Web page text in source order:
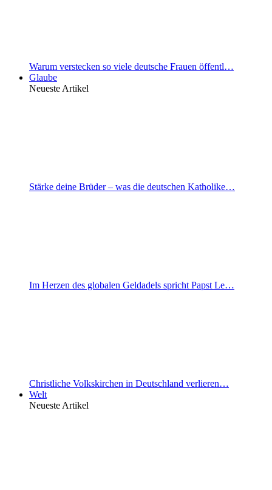
Warum verstecken so viele deutsche Frauen öffentl…
Glaube
Neueste Artikel
Stärke deine Brüder – was die deutschen Katholike…
Im Herzen des globalen Geldadels spricht Papst Le…
Christliche Volkskirchen in Deutschland verlieren…
Welt
Neueste Artikel